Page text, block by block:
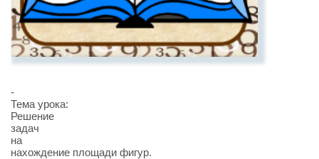
-
Тема урока:
Решение
задач
на
нахождение площади фигур.